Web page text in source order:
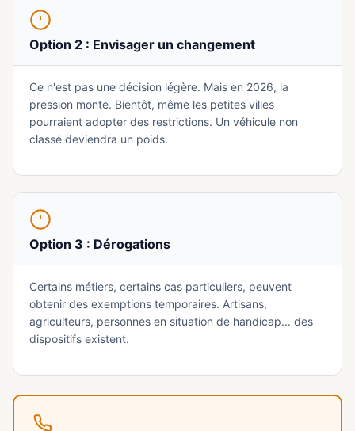
Option 2 : Envisager un changement
Ce n'est pas une décision légère. Mais en 2026, la
pression monte. Bientôt, même les petites villes
pourraient adopter des restrictions. Un véhicule non
classé deviendra un poids.
Option 3 : Dérogations
Certains métiers, certains cas particuliers, peuvent
obtenir des exemptions temporaires. Artisans,
agriculteurs, personnes en situation de handicap... des
dispositifs existent.